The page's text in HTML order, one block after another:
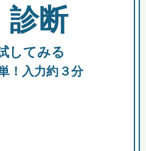
て表示
資 出資
診断
してみる
！入力約３分